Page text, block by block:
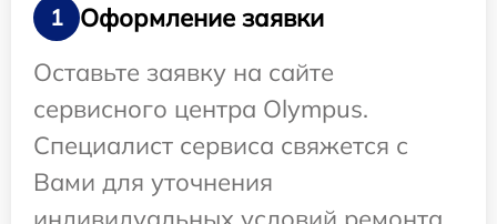
1
Оформление заявки
Оставьте заявку на сайте
сервисного центра Olympus.
Специалист сервиса свяжется с
Вами для уточнения